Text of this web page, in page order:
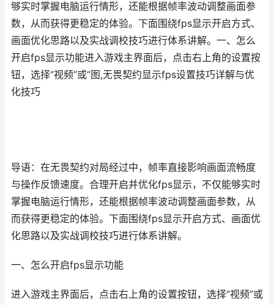
够实时掌握电脑运行情形，还能根据帧率波动调整画面参
数，从而获得更稳定的体验。下面围绕fps显示开启方式、
画面优化思路以及实战调校技巧进行体系讲解。一、怎么
开启fps显示功能进入游戏主界面后，点击右上角的设置按
钮，选择“视频”或“图,无畏契约显示fps设置技巧详解与优
化技巧
导语：在无畏契约对局经过中，帧率直接影响画面流畅度
与操作反馈速度。合理开启并优化fps显示，不仅能够实时
掌握电脑运行情形，还能根据帧率波动调整画面参数，从
而获得更稳定的体验。下面围绕fps显示开启方式、画面优
化思路以及实战调校技巧进行体系讲解。
一、怎么开启fps显示功能
进入游戏主界面后，点击右上角的设置按钮，选择“视频”或